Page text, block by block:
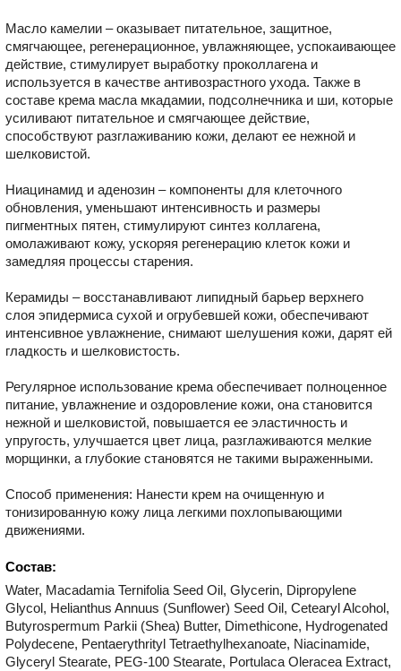
Масло камелии – оказывает питательное, защитное,
смягчающее, регенерационное, увлажняющее, успокаивающее
действие, стимулирует выработку проколлагена и
используется в качестве антивозрастного ухода. Также в
составе крема масла мкадамии, подсолнечника и ши, которые
усиливают питательное и смягчающее действие,
способствуют разглаживанию кожи, делают ее нежной и
шелковистой.
Ниацинамид и аденозин – компоненты для клеточного
обновления, уменьшают интенсивность и размеры
пигментных пятен, стимулируют синтез коллагена,
омолаживают кожу, ускоряя регенерацию клеток кожи и
замедляя процессы старения.
Керамиды – восстанавливают липидный барьер верхнего
слоя эпидермиса сухой и огрубевшей кожи, обеспечивают
интенсивное увлажнение, снимают шелушения кожи, дарят ей
гладкость и шелковистость.
Регулярное использование крема обеспечивает полноценное
питание, увлажнение и оздоровление кожи, она становится
нежной и шелковистой, повышается ее эластичность и
упругость, улучшается цвет лица, разглаживаются мелкие
морщинки, а глубокие становятся не такими выраженными.
Способ применения: Нанести крем на очищенную и
тонизированную кожу лица легкими похлопывающими
движениями.
Состав:
Water, Macadamia Ternifolia Seed Oil, Glycerin, Dipropylene
Glycol, Helianthus Annuus (Sunflower) Seed Oil, Cetearyl Alcohol,
Butyrospermum Parkii (Shea) Butter, Dimethicone, Hydrogenated
Polydecene, Pentaerythrityl Tetraethylhexanoate, Niacinamide,
Glyceryl Stearate, PEG-100 Stearate, Portulaca Oleracea Extract,